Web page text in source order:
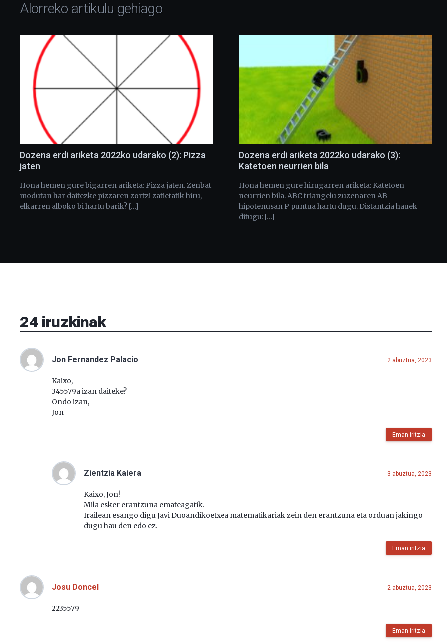
Alorreko artikulu gehiago
Dozena erdi ariketa 2022ko udarako (2): Pizza
jaten
Hona hemen gure bigarren ariketa: Pizza jaten. Zenbat
modutan har daitezke pizzaren zortzi zatietatik hiru,
elkarren alboko bi hartu barik? […]
Dozena erdi ariketa 2022ko udarako (3):
Katetoen neurrien bila
Hona hemen gure hirugarren ariketa: Katetoen
neurrien bila. ABC triangelu zuzenaren AB
hipotenusan P puntua hartu dugu. Distantzia hauek
ditugu: […]
24iruzkinak
Jon Fernandez Palacio 2 abuztua, 2023
Kaixo,
345579a izan daiteke?
Ondo izan,
Jon
Eman iritzia
Zientzia Kaiera 3 abuztua, 2023
Kaixo, Jon!
Mila esker erantzuna emateagatik.
Irailean esango digu Javi Duoandikoetxea matematikariak zein den erantzuna eta orduan jakingo
dugu hau den edo ez.
Eman iritzia
Josu Doncel 2 abuztua, 2023
2235579
Eman iritzia